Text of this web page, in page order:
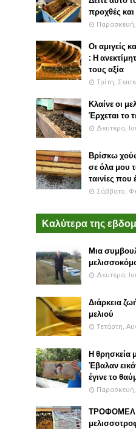
προχθές
Παρασκευή,
Οι αμιγείς
: Η
τους αξία
Τρίτη,
Κλαίνε οι
Έρχεται το
Δευτέρα,
Βρίσκω
σε όλα μου
ταινίες που
Σάββατο,
Καλύτερα της
Μια
Δευτέρα,
Διάρκεια
μελιού
Τετάρτη,
Η θρησκεία
Έβαλαν
έγινε το
Παρασκευή,